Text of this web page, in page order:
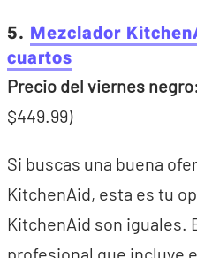
5. Mezclador
cuartos
Precio del viernes
$449.99)
Si buscas una buena
KitchenAid, esta es tu
KitchenAid son iguales.
profesional que incluye